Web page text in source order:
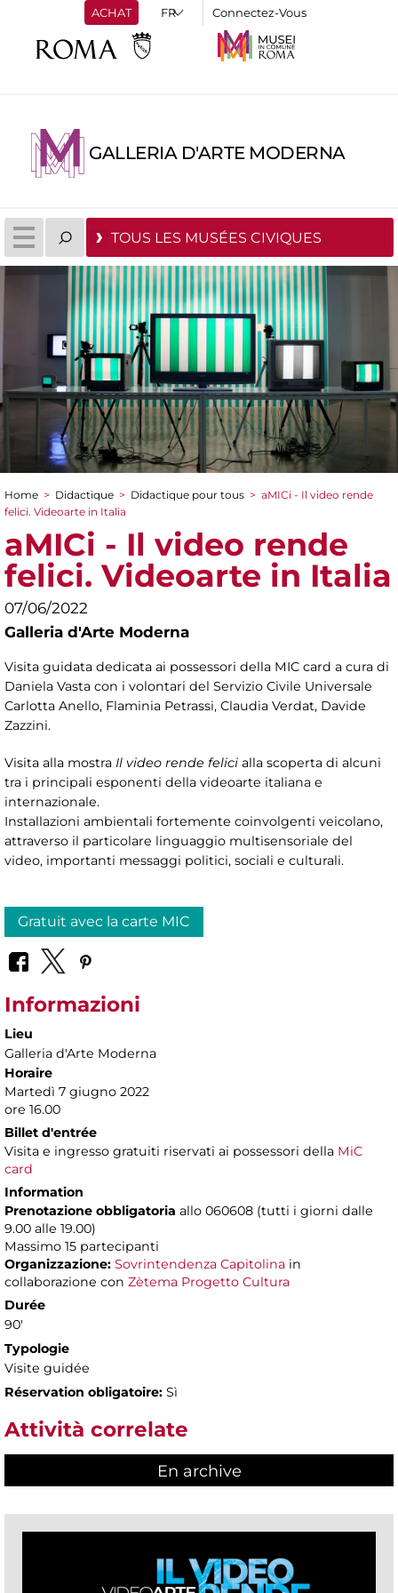
ACHAT Connectez-Vous
GALLERIA D'ARTE MODERNA
TOUS LES MUSÉES CIVIQUES
You are here
Home > Didactique > Didactique pour tous > aMICi - Il video rende
felici. Videoarte in Italia
aMICi - Il video rende
felici. Videoarte in Italia
07/06/2022
Galleria d'Arte Moderna
Visita guidata dedicata ai possessori della MIC card a cura di
Daniela Vasta con i volontari del Servizio Civile Universale
Carlotta Anello, Flaminia Petrassi, Claudia Verdat, Davide
Zazzini.
Visita alla mostra Il video rende felici alla scoperta di alcuni
tra i principali esponenti della videoarte italiana e
internazionale.
Installazioni ambientali fortemente coinvolgenti veicolano,
attraverso il particolare linguaggio multisensoriale del
video, importanti messaggi politici, sociali e culturali.
Gratuit avec la carte MIC
Informazioni
Lieu
Galleria d'Arte Moderna
Horaire
Martedì 7 giugno 2022
ore 16.00
Billet d'entrée
Visita e ingresso gratuiti riservati ai possessori della MiC
card
Information
Prenotazione obbligatoria allo 060608 (tutti i giorni dalle
9.00 alle 19.00)
Massimo 15 partecipanti
Organizzazione: Sovrintendenza Capitolina in
collaborazione con Zètema Progetto Cultura
Durée
90'
Typologie
Visite guidée
Réservation obligatoire: Sì
Attività correlate
En archive